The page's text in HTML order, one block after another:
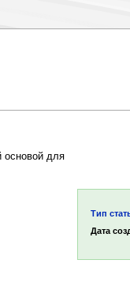
Тип
Дата
основой для